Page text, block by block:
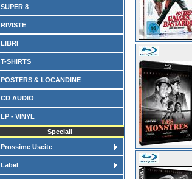
SUPER 8
RIVISTE
LIBRI
T-SHIRTS
POSTERS & LOCANDINE
CD AUDIO
LP - VINYL
Speciali
Prossime Uscite
Label